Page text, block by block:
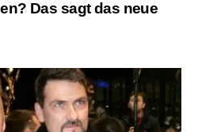
Das sagt das neue